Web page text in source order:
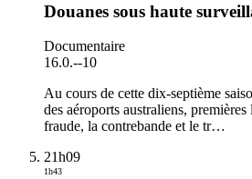
Douanes sous haute
Documentaire
16.0.--10
Au cours de cette dix-septième
des aéroports australiens,
fraude, la contrebande et le tr…
21h09
1h43